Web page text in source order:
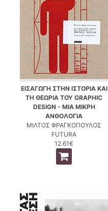
ΕΙΣΑΓΩΓΗ ΣΤΗΝ ΙΣΤΟΡΙΑ ΚΑΙ
ΤΗ ΘΕΩΡΙΑ ΤΟΥ GRAPHIC
DESIGN - ΜΙΑ ΜΙΚΡΗ
ΑΝΘΟΛΟΓΙΑ
ΜΙΛΤΟΣ ΦΡΑΓΚΟΠΟΥΛΟΣ
FUTURA
12.61€